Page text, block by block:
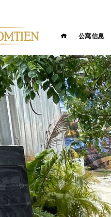
公寓信息